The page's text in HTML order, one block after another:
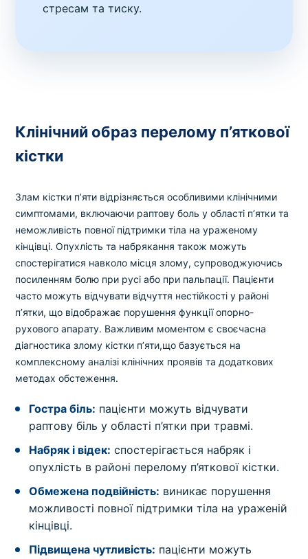
стресам та тиску.
Клінічний образ перелому п’яткової
кістки
Злам кістки п’яти відрізняється особливими клінічними
симптомами, включаючи раптову боль у області п’ятки та
неможливість повної підтримки тіла на ураженому
кінцівці. Опухлість та набрякання також можуть
спостерігатися навколо місця злому, супроводжуючись
посиленням болю при русі або при пальпації. Пацієнти
часто можуть відчувати відчуття нестійкості у районі
п’ятки, що відображає порушення функції опорно-
рухового апарату. Важливим моментом є своєчасна
діагностика злому кістки п’яти,що базується на
комплексному аналізі клінічних проявів та додаткових
методах обстеження.
Гостра біль: пацієнти можуть відчувати
раптову біль у області п’ятки при травмі.
Набряк і відек: спостерігається набряк і
опухлість в районі перелому п’яткової кістки.
Обмежена подвійність: виникає порушення
можливості повної підтримки тіла на ураженій
кінцівці.
Підвищена чутливість: пацієнти можуть